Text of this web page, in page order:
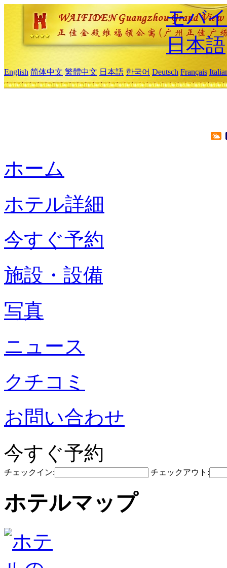
モバ
日本語
English 简体中文 繁體中文 日本語 한국어 Deutsch Français
ホーム
ホテル詳細
今すぐ予約
施設・設備
写真
ニュース
クチコミ
お問い合わせ
今すぐ予約
チェックイン: チェックアウト:
ホテルマップ